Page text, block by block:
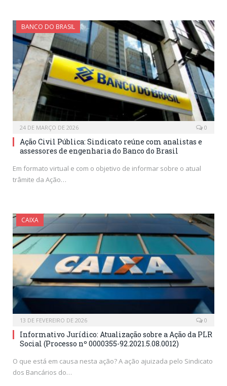
BANCO DO BRASIL
24 DE MARÇO DE 2026 0
Ação Civil Pública: Sindicato reúne com analistas e
assessores de engenharia do Banco do Brasil
Em formato virtual e com o objetivo de informar sobre o atual
trâmite da Ação…
CAIXA
13 DE FEVEREIRO DE 2026 0
Informativo Jurídico: Atualização sobre a Ação da PLR
Social (Processo nº 0000355-92.2021.5.08.0012)
O que está em causa nesta ação? A ação ajuizada pelo Sindicato
dos Bancários do…